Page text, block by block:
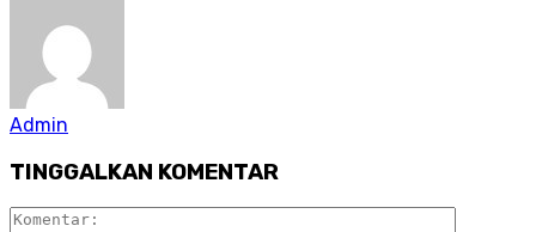
Admin
TINGGALKAN KOMENTAR